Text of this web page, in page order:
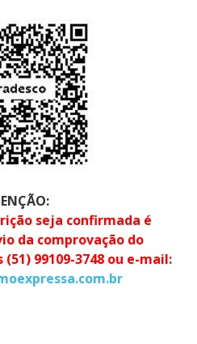
seja confirmada é
da comprovação do
99109-3748 ou e-mail: